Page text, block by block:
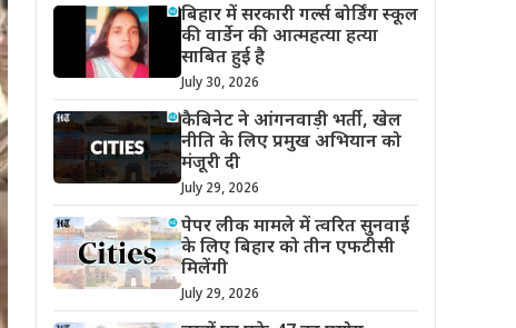
बिहार में सरकारी गर्ल्स बोर्डिंग स्कूल
की वार्डेन की आत्महत्या हत्या
साबित हुई है
July 30, 2026
कैबिनेट ने आंगनवाड़ी भर्ती, खेल
नीति के लिए प्रमुख अभियान को
मंजूरी दी
July 29, 2026
पेपर लीक मामले में त्वरित सुनवाई
के लिए बिहार को तीन एफटीसी
मिलेंगी
July 29, 2026